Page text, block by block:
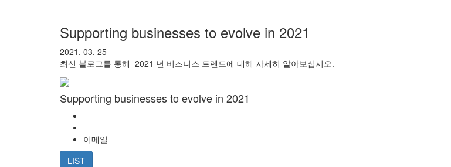
Supporting businesses to evolve in 2021
2021. 03. 25
최신 블로그를 통해 2021 년 비즈니스 트렌드에 대해 자세히 알아보십시오.
Supporting businesses to evolve in 2021
이메일
LIST